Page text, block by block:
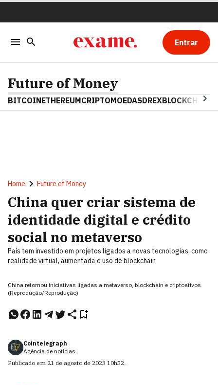
Entrar
Future of Money
BITCOINETHEREUMCRIPTOMOEDASDREXBLOCKCHAIN
Home Future of Money
China quer criar sistema de
identidade digital e crédito
social no metaverso
País tem investido em projetos ligados a novas tecnologias, como
realidade virtual, aumentada e uso de blockchain
China retomou iniciativas ligadas a metaverso, blockchain e criptoativos
(Reprodução/Reprodução)
Cointelegraph
Agência de notícias
Publicado em 21 de agosto de 2023 10h52.